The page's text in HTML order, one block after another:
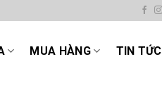
MUA HÀNG TIN TỨC